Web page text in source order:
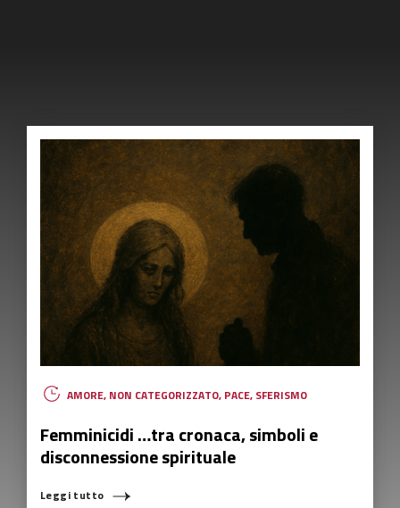
AMORE, NON CATEGORIZZATO, PACE, SFERISMO
Femminicidi …tra cronaca, simboli e
disconnessione spirituale
Leggi tutto